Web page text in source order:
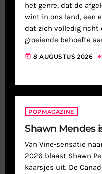
het genre, dat de
wint in ons land, een
dat zich volledig richt
groeiende behoefte
today 8 AUGUSTUS 2026
POPMAGAZINE
Shawn Mendes
Van Vine-sensatie
2026 blaast Shawn
kaarsjes uit. De